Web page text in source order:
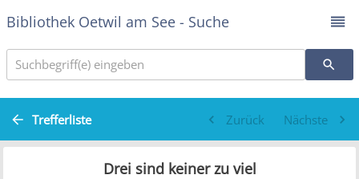
Bibliothek Oetwil am See - Suche
Suchbegriff(e) eingeben
Trefferliste Zurück Nächste
Drei sind keiner zu viel